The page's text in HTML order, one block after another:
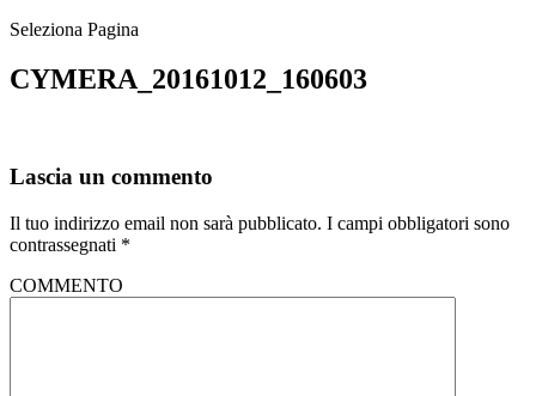
Seleziona Pagina
CYMERA_20161012_160603
Lascia un commento
Il tuo indirizzo email non sarà pubblicato. I campi obbligatori sono
contrassegnati *
COMMENTO